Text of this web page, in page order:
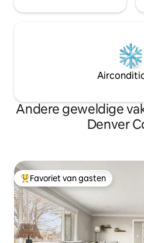
Andere geweldige
Denver
Topfavoriet van gasten
Favoriet van gasten